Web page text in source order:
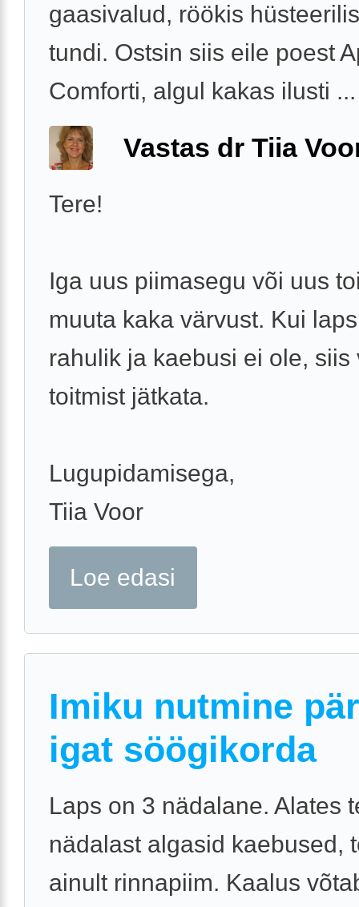
gaasivalud, röökis
tundi. Ostsin siis eile poest
Comforti, algul kakas ilusti ...
Vastas dr Tiia
Tere!
Iga uus piimasegu või uus
muuta kaka värvust. Kui
rahulik ja kaebusi ei ole, siis
toitmist jätkata.
Lugupidamisega,
Tiia Voor
Loe edasi
Imiku nutmine
igat söögikorda
Laps on 3 nädalane. Alates
nädalast algasid kaebused,
ainult rinnapiim. Kaalus